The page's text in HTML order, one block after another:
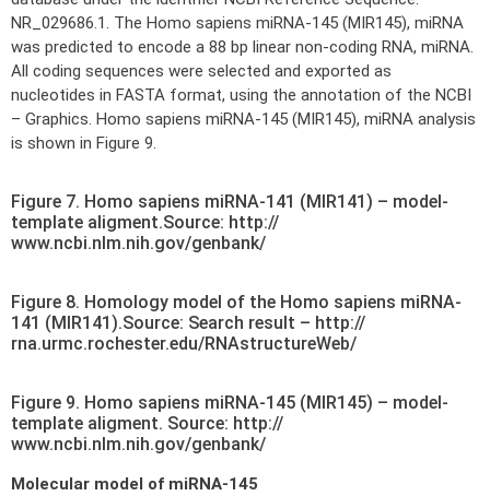
NR_029686.1. The Homo sapiens miRNA-145 (MIR145), miRNA
was predicted to encode a 88 bp linear non-coding RNA, miRNA.
All coding sequences were selected and exported as
nucleotides in FASTA format, using the annotation of the NCBI
– Graphics. Homo sapiens miRNA-145 (MIR145), miRNA analysis
is shown in Figure 9.
Figure 7. Homo sapiens miRNA-141 (MIR141) – model-
template aligment.Source: http://
www.ncbi.nlm.nih.gov/genbank/
Figure 8. Homology model of the Homo sapiens miRNA-
141 (MIR141).Source: Search result – http://
rna.urmc.rochester.edu/RNAstructureWeb/
Figure 9. Homo sapiens miRNA-145 (MIR145) – model-
template aligment. Source: http://
www.ncbi.nlm.nih.gov/genbank/
Molecular model of miRNA-145